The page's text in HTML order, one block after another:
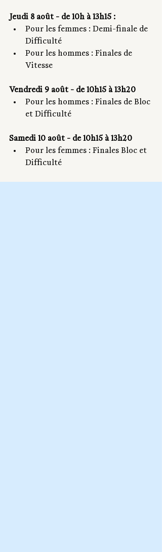
Jeudi 8 août - de 10h à 13h15 :
Pour les femmes : Demi-finale de
Difficulté
Pour les hommes : Finales de
Vitesse
Vendredi 9 août - de 10h15 à 13h20
Pour les hommes : Finales de Bloc
et Difficulté
Samedi 10 août - de 10h15 à 13h20
Pour les femmes : Finales Bloc et
Difficulté